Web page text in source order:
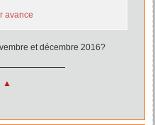
avance
et décembre 2016?
▲